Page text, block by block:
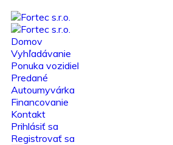
Domov
Vyhľadávanie
Ponuka vozidiel
Predané
Autoumyvárka
Financovanie
Kontakt
Prihlásiť sa
Registrovať sa